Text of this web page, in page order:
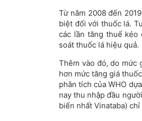
Từ năm 2008 đến
biệt đối với thuốc lá.
các lần tăng thuế kéo
soát thuốc lá hiệu quả.
Thêm vào đó, do mức
hơn mức tăng giá
phân tích của WHO
nay thu nhập đầu
biến nhất Vinataba)